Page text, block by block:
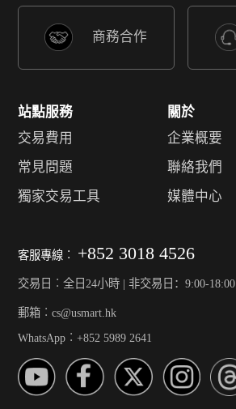
商務合作
站點服務
交易費用
常見問題
獨家交易工具
關於
企業概要
聯絡我們
媒體中心
客服專線︰ +852 3018 4526
交易日︰全日24小時 | 非交易日：9:00-18:00
郵箱︰cs@usmart.hk
WhatsApp︰+852 5989 2641